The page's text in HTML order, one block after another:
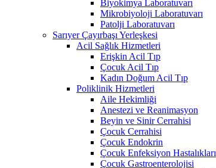
Biyokimya Laboratuvarı
Mikrobiyoloji Laboratuvarı
Patolji Laboratuvarı
Sarıyer Çayırbaşı Yerleşkesi
Acil Sağlık Hizmetleri
Erişkin Acil Tıp
Çocuk Acil Tıp
Kadın Doğum Acil Tıp
Poliklinik Hizmetleri
Aile Hekimliği
Anestezi ve Reanimasyon
Beyin ve Sinir Cerrahisi
Çocuk Cerrahisi
Çocuk Endokrin
Çocuk Enfeksiyon Hastalıkları
Çocuk Gastroenterolojisi